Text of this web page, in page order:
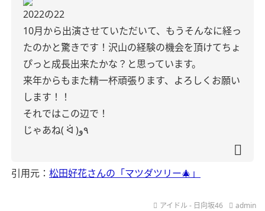
2022の22
10月から出演させていただいて、もうそんなに経っ
たのかと驚きです！沢山の経験の機会を頂けてちょ
ぴっと成長出来たかな？と思っています。
来年からもまた精一杯頑張ります、よろしくお願い
します！！
それではこの辺で！
じゃあね( ᐛ )٩و
引用元： 松田好花さんの「マツダツリー🎄」
アイドル - 日向坂46 admin